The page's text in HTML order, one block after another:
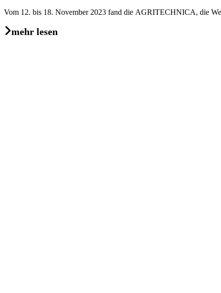
Vom 12. bis 18. November 2023 fand die AGRITECHNICA, die
mehr lesen